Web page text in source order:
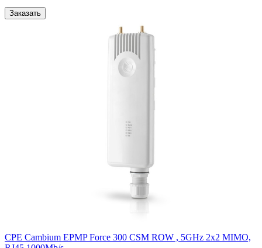
Заказать
CPE Cambium EPMP Force 300 CSM ROW , 5GHz 2x2 MIMO,